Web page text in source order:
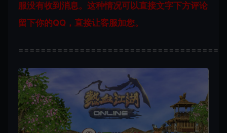
服没有收到消息。这种情况可以直接文字下方评论
留下你的QQ，直接让客服加您。